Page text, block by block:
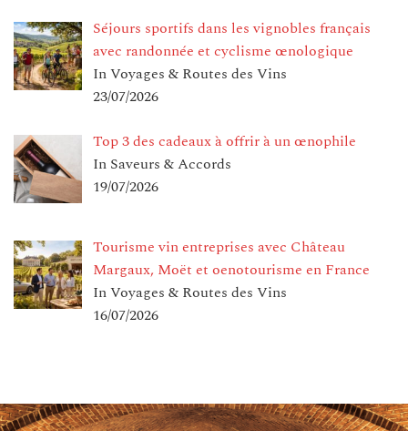
Séjours sportifs dans les vignobles français
avec randonnée et cyclisme œnologique
In Voyages & Routes des Vins
23/07/2026
Top 3 des cadeaux à offrir à un œnophile
In Saveurs & Accords
19/07/2026
Tourisme vin entreprises avec Château
Margaux, Moët et oenotourisme en France
In Voyages & Routes des Vins
16/07/2026